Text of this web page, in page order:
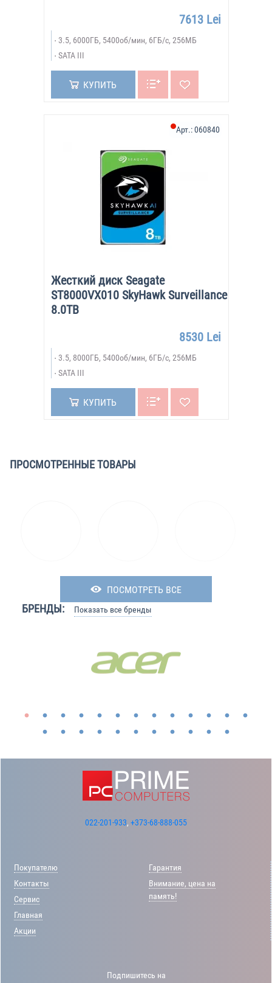
7613 Lei
3.5, 6000ГБ, 5400об/мин, 6ГБ/с, 256МБ
SATA III
КУПИТЬ
Жесткий диск Seagate
ST8000VX010 SkyHawk Surveillance
8.0TB
Арт.:060840
8530 Lei
3.5, 8000ГБ, 5400об/мин, 6ГБ/с, 256МБ
SATA III
КУПИТЬ
ПРОСМОТРЕННЫЕ ТОВАРЫ
ПОСМОТРЕТЬ ВСЕ
БРЕНДЫ: Показать все бренды
022-201-933, +373-68-888-055
Покупателю
Контакты
Сервис
Главная
Акции
Гарантия
Внимание, цена на
память!
Подпишитесь на